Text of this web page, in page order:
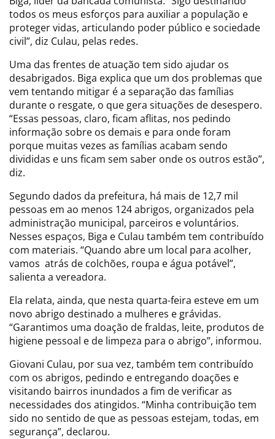
todos os meus esforços para auxiliar a população e
proteger vidas, articulando poder público e sociedade
civil”, diz Culau, pelas redes.
Uma das frentes de atuação tem sido ajudar os
desabrigados. Biga explica que um dos problemas que
vem tentando mitigar é a separação das famílias
durante o resgate, o que gera situações de desespero.
“Essas pessoas, claro, ficam aflitas, nos pedindo
informação sobre os demais e para onde foram
porque muitas vezes as famílias acabam sendo
divididas e uns ficam sem saber onde os outros estão”,
diz.
Segundo dados da prefeitura, há mais de 12,7 mil
pessoas em ao menos 124 abrigos, organizados pela
administração municipal, parceiros e voluntários.
Nesses espaços, Biga e Culau também tem contribuído
com materiais. “Quando abre um local para acolher,
vamos atrás de colchões, roupa e água potável”,
salienta a vereadora.
Ela relata, ainda, que nesta quarta-feira esteve em um
novo abrigo destinado a mulheres e grávidas.
“Garantimos uma doação de fraldas, leite, produtos de
higiene pessoal e de limpeza para o abrigo”, informou.
Giovani Culau, por sua vez, também tem contribuído
com os abrigos, pedindo e entregando doações e
visitando bairros inundados a fim de verificar as
necessidades dos atingidos. “Minha contribuição tem
sido no sentido de que as pessoas estejam, todas, em
segurança”, declarou.